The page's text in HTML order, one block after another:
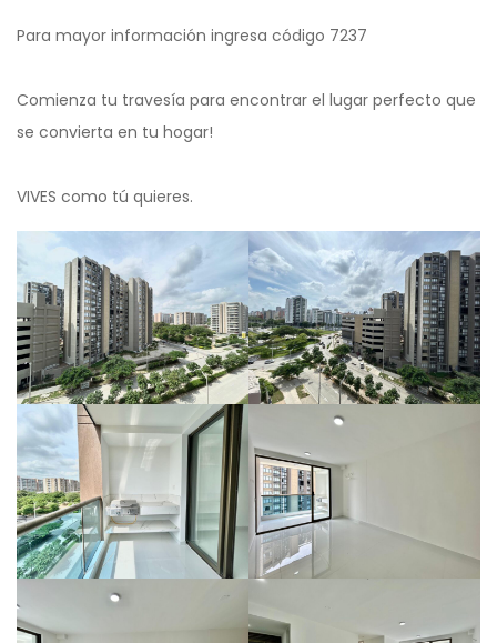
Para mayor información ingresa código 7237
Comienza tu travesía para encontrar el lugar perfecto que
se convierta en tu hogar!
VIVES como tú quieres.